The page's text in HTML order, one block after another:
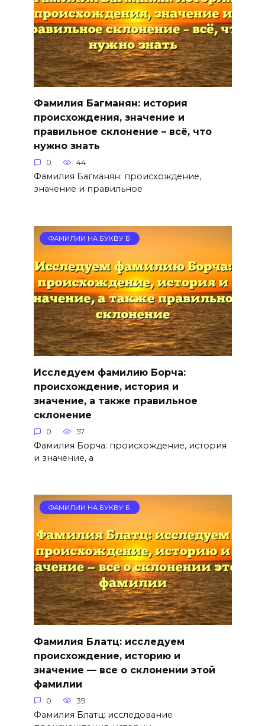
Фамилия Багманян: история
происхождения, значение и
правильное склонение – всё, что
нужно знать
0 44
Фамилия Багманян: происхождение,
значение и правильное
ФАМИЛИИ НА БУКВУ Б
Исследуем фамилию Борча:
происхождение, история и
значение, а также правильное
склонение
0 57
Фамилия Борча: происхождение, история
и значение, а
ФАМИЛИИ НА БУКВУ Б
Фамилия Блатц: исследуем
происхождение, историю и
значение — все о склонении этой
фамилии
0 39
Фамилия Блатц: исследование